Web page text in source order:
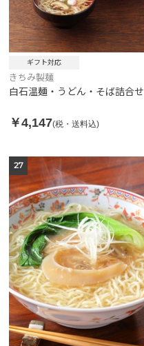
ギフト対応
きちみ製麺
白石温麺・うどん・そば詰合せ
￥4,147(税・送料込)
27